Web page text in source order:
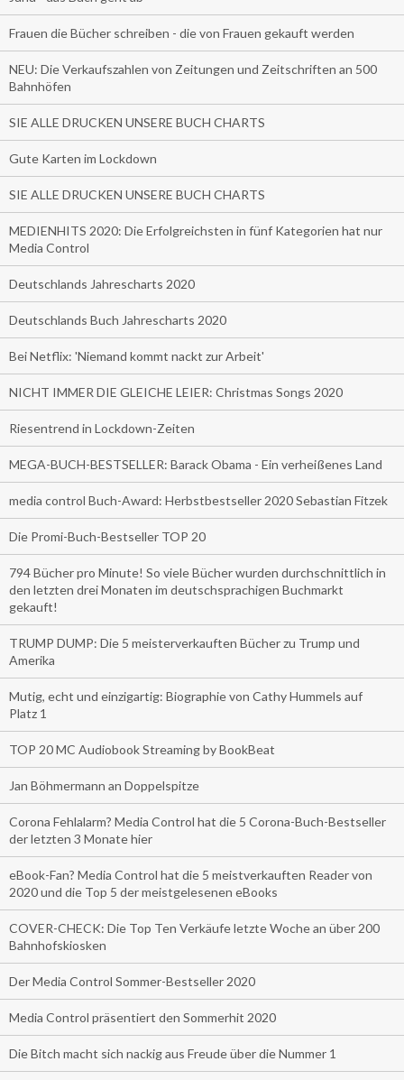
Frauen die Bücher schreiben - die von Frauen gekauft werden
NEU: Die Verkaufszahlen von Zeitungen und Zeitschriften an 500
Bahnhöfen
SIE ALLE DRUCKEN UNSERE BUCH CHARTS
Gute Karten im Lockdown
SIE ALLE DRUCKEN UNSERE BUCH CHARTS
MEDIENHITS 2020: Die Erfolgreichsten in fünf Kategorien hat nur
Media Control
Deutschlands Jahrescharts 2020
Deutschlands Buch Jahrescharts 2020
Bei Netflix: 'Niemand kommt nackt zur Arbeit'
NICHT IMMER DIE GLEICHE LEIER: Christmas Songs 2020
Riesentrend in Lockdown-Zeiten
MEGA-BUCH-BESTSELLER: Barack Obama - Ein verheißenes Land
media control Buch-Award: Herbstbestseller 2020 Sebastian Fitzek
Die Promi-Buch-Bestseller TOP 20
794 Bücher pro Minute! So viele Bücher wurden durchschnittlich in
den letzten drei Monaten im deutschsprachigen Buchmarkt
gekauft!
TRUMP DUMP: Die 5 meisterverkauften Bücher zu Trump und
Amerika
Mutig, echt und einzigartig: Biographie von Cathy Hummels auf
Platz 1
TOP 20 MC Audiobook Streaming by BookBeat
Jan Böhmermann an Doppelspitze
Corona Fehlalarm? Media Control hat die 5 Corona-Buch-Bestseller
der letzten 3 Monate hier
eBook-Fan? Media Control hat die 5 meistverkauften Reader von
2020 und die Top 5 der meistgelesenen eBooks
COVER-CHECK: Die Top Ten Verkäufe letzte Woche an über 200
Bahnhofskiosken
Der Media Control Sommer-Bestseller 2020
Media Control präsentiert den Sommerhit 2020
Die Bitch macht sich nackig aus Freude über die Nummer 1